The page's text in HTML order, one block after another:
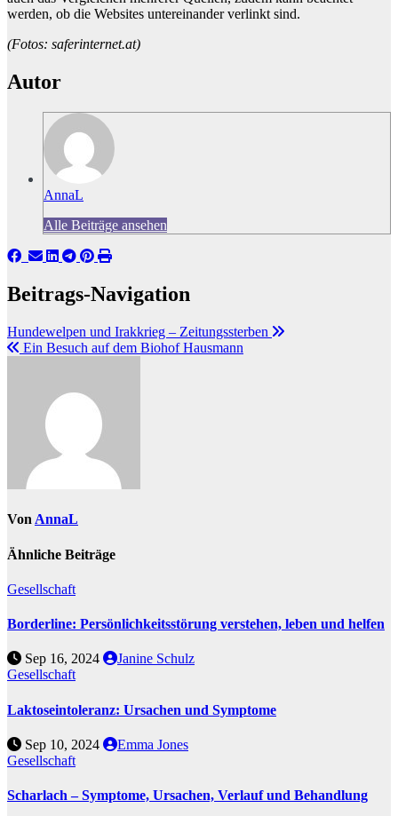
werden, ob die Websites untereinander verlinkt sind.
(Fotos: saferinternet.at)
Autor
AnnaL
Alle Beiträge ansehen
Beitrags-Navigation
Hundewelpen und Irakkrieg – Zeitungssterben
Ein Besuch auf dem Biohof Hausmann
Von AnnaL
Ähnliche Beiträge
Gesellschaft
Borderline: Persönlichkeitsstörung verstehen, leben und helfen
Sep 16, 2024
Janine Schulz
Gesellschaft
Laktoseintoleranz: Ursachen und Symptome
Sep 10, 2024
Emma Jones
Gesellschaft
Scharlach – Symptome, Ursachen, Verlauf und Behandlung